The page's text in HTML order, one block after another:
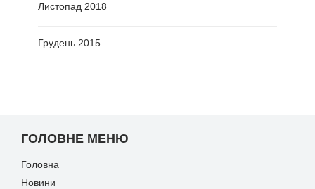
Листопад 2018
Грудень 2015
ГОЛОВНЕ МЕНЮ
Головна
Новини